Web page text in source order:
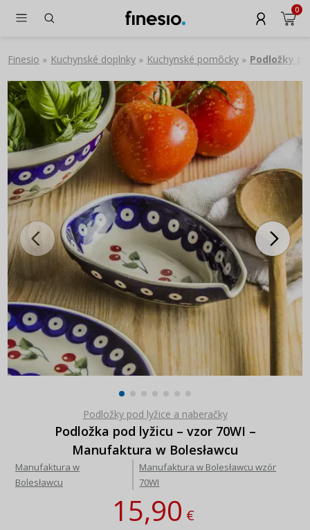
0
Finesio » Kuchynské doplnky » Kuchynské pomôcky » Podložky
Podložky pod lyžice a naberačky
Podložka pod lyžicu – vzor 70WI –
Manufaktura w Bolesławcu
Manufaktura w
Bolesławcu
Manufaktura w Bolesławcu wzór
70WI
15,90€